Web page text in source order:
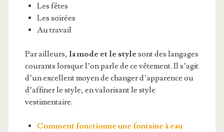
Les fêtes
Les soirées
Au travail
Par ailleurs, la mode et le style sont des langages
courants lorsque l’on parle de ce vêtement. Il s’agit
d’un excellent moyen de changer d’apparence ou
d’affiner le style, en valorisant le style
vestimentaire.
Comment fonctionne une fontaine à eau